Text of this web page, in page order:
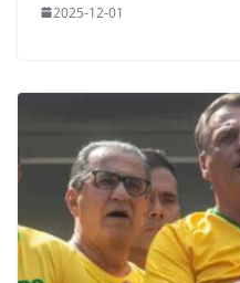
2025-12-01